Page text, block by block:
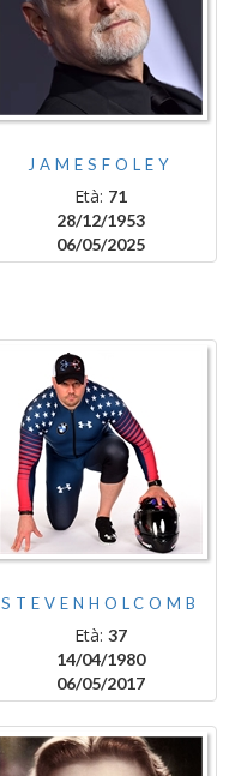
JAMESFOLEY
Età: 71
28/12/1953
06/05/2025
STEVENHOLCOMB
Età: 37
14/04/1980
06/05/2017